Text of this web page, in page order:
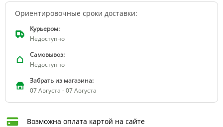
Ориентировочные сроки доставки:
Курьером:
Недоступно
Самовывоз:
Недоступно
Забрать из магазина:
07 Августа - 07 Августа
Возможна оплата картой на сайте